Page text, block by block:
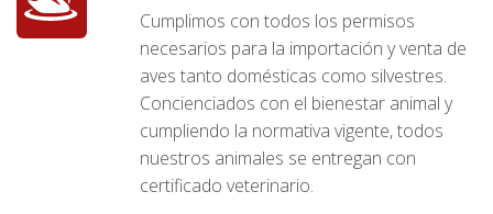
Cumplimos con todos los permisos
necesarios para la importación y venta de
aves tanto domésticas como silvestres.
Concienciados con el bienestar animal y
cumpliendo la normativa vigente, todos
nuestros animales se entregan con
certificado veterinario.